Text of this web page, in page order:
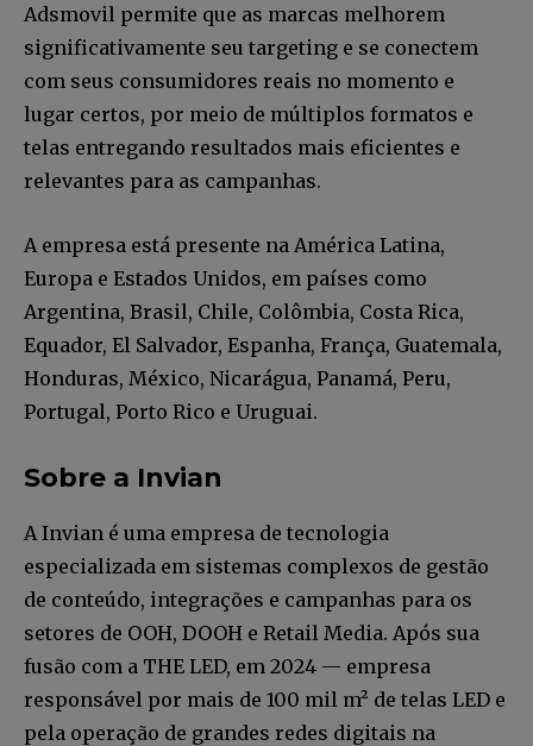
Faça parte da Comunidade
Retail Media News assinando
nossa newsletter.
tenha acesso a conteúdos exclusivos.
INSCREVA-SE
Li e aceito a Política de Privacidade.
Adsmovil permite que as marcas melhorem
significativamente seu targeting e se conectem
com seus consumidores reais no momento e
lugar certos, por meio de múltiplos formatos e
telas entregando resultados mais eficientes e
relevantes para as campanhas.
A empresa está presente na América Latina,
Europa e Estados Unidos, em países como
Argentina, Brasil, Chile, Colômbia, Costa Rica,
Equador, El Salvador, Espanha, França, Guatemala,
Honduras, México, Nicarágua, Panamá, Peru,
Portugal, Porto Rico e Uruguai.
Sobre a Invian
A Invian é uma empresa de tecnologia
especializada em sistemas complexos de gestão
de conteúdo, integrações e campanhas para os
setores de OOH, DOOH e Retail Media. Após sua
fusão com a THE LED, em 2024 — empresa
responsável por mais de 100 mil m² de telas LED e
pela operação de grandes redes digitais na